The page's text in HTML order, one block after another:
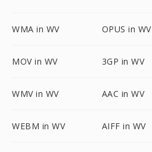
WMA in WV OPUS in WV
MOV in WV 3GP in WV
WMV in WV AAC in WV
WEBM in WV AIFF in WV